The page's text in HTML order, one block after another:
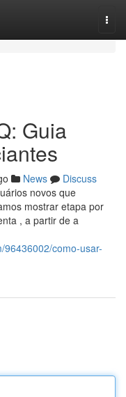
Guia
News
Discuss
novos que
mostrar etapa por
, a partir de a
96436002/como-usar-